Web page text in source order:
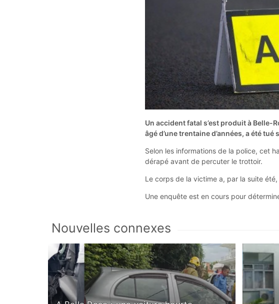
Un accident fatal s’est produit à
âgé d’une trentaine d’années, a été tué
Selon les informations de la police, cet
dérapé avant de percuter le trottoir.
Le corps de la victime a, par la suite
Une enquête est en cours pour
Nouvelles connexes